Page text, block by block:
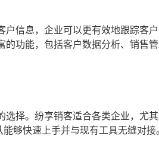
信息，企业可以更有效地跟踪客
功能，包括客户数据分析、销售管
择。纷享销客适合各类企业，尤
够快速上手并与现有工具无缝对接